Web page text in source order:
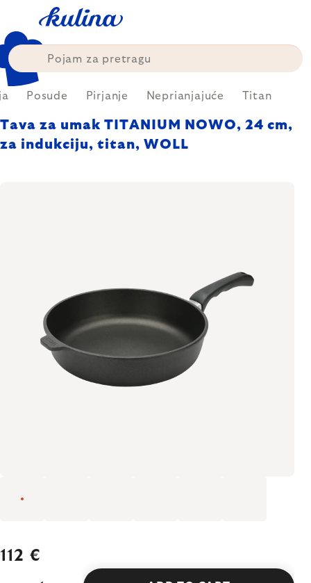
content
Posude Pirjanje Neprianjajuće Titan
Tava za umak TITANIUM NOWO, 24 cm,
za indukciju, titan, WOLL
112 €